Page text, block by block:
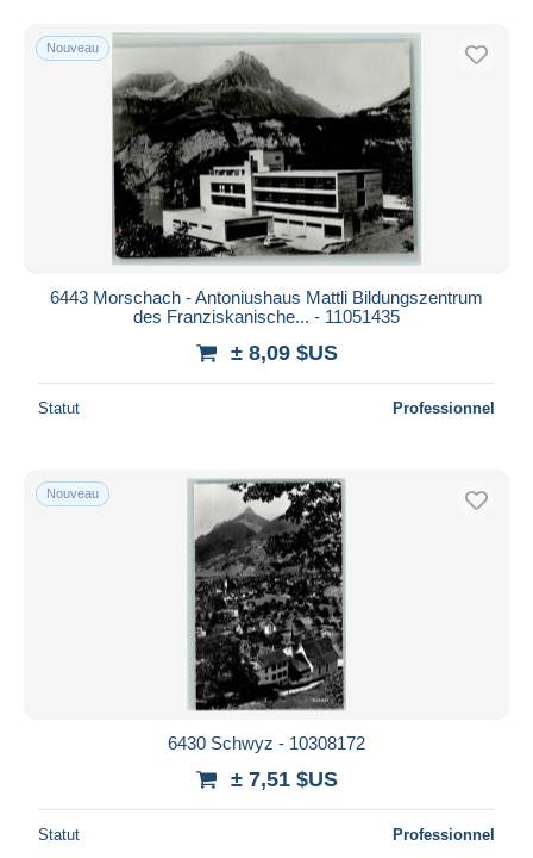
Nouveau
6443 Morschach - Antoniushaus Mattli Bildungszentrum
des Franziskanische... - 11051435
± 8,09 $US
Statut Professionnel
Nouveau
6430 Schwyz - 10308172
± 7,51 $US
Statut Professionnel